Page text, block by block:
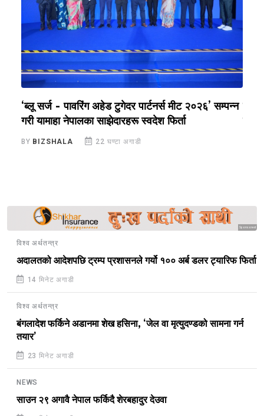
‘ब्लू सर्ज - पावरिंग अहेड टुगेदर पार्टनर्स मीट २०२६’ सम्पन्न
गरी यामाहा नेपालका साझेदारहरू स्वदेश फिर्ता
BY BIZSHALA 22 घण्टा अगाडी
Sponsored
विश्व अर्थतन्त्र
अदालतको आदेशपछि ट्रम्प प्रशासनले गर्यो १०० अर्ब डलर ट्यारिफ फिर्ता
14 मिनेट अगाडी
विश्व अर्थतन्त्र
बंगलादेश फर्किने अडानमा शेख हसिना, ‘जेल वा मृत्युदण्डको सामना गर्न
तयार’
23 मिनेट अगाडी
NEWS
साउन २९ अगावै नेपाल फर्किदै शेरबहादुर देउवा